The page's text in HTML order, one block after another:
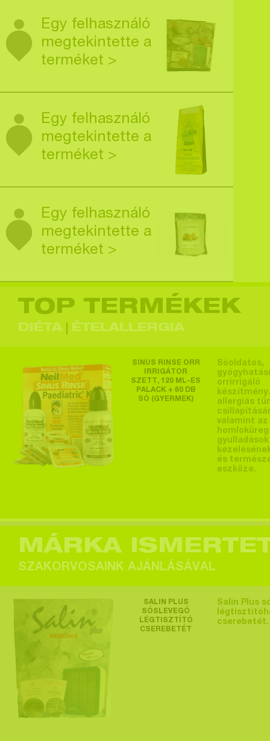
Egy felhasználó
megtekintette a
terméket >
Egy felhasználó
megtekintette a
terméket >
Egy felhasználó
megtekintette a
terméket >
Egy felhasználó
megtekintette a
terméket >
Egy felhasználó
megtekintette a
terméket >
megtekintette a
terméket >
megtekintette a
terméket >
Egy felhasználó
megtekintette a
TOP TERMÉKEK
DIÉTA ÉTELALLERGIA
SINUS RINSE ORR
IRRIGÁTOR
SZETT, 120 ML-ES
PALACK + 60 DB
SÓ (GYERMEK)
Sóoldatos,
orrirrigáló
allergiás
valamint az
homloküreg
gyulladások
és
eszköze.
MÁRKA
SZAKORVOSAINK AJÁNLÁSÁVAL
SALIN PLUS
SÓSLEVEGŐ
LÉGTISZTÍTÓ
CSEREBETÉT
Salin Plus
cserebetét.